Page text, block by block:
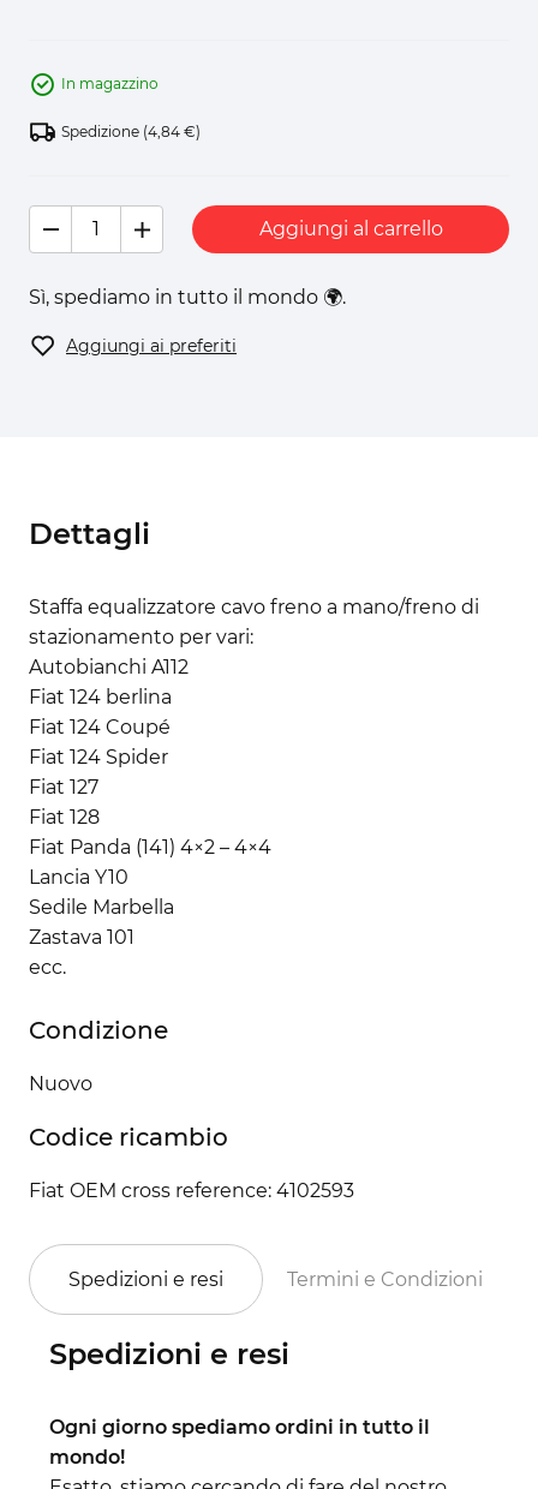
In magazzino
Spedizione (4,84 €)
Aggiungi al carrello
Sì, spediamo in tutto il mondo 🌍.
Aggiungi ai preferiti
Dettagli
Staffa equalizzatore cavo freno a mano/freno di
stazionamento per vari:
Autobianchi A112
Fiat 124 berlina
Fiat 124 Coupé
Fiat 124 Spider
Fiat 127
Fiat 128
Fiat Panda (141) 4×2 – 4×4
Lancia Y10
Sedile Marbella
Zastava 101
ecc.
Condizione
Nuovo
Codice ricambio
Fiat OEM cross reference: 4102593
Spedizioni e resi Termini e Condizioni
Spedizioni e resi
Ogni giorno spediamo ordini in tutto il
mondo!